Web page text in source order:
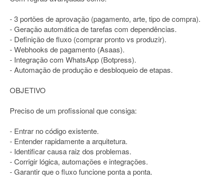
- 3 portões de aprovação (pagamento, arte, tipo de compra).
- Geração automática de tarefas com dependências.
- Definição de fluxo (comprar pronto vs produzir).
- Webhooks de pagamento (Asaas).
- Integração com WhatsApp (Botpress).
- Automação de produção e desbloqueio de etapas.
OBJETIVO
Preciso de um profissional que consiga:
- Entrar no código existente.
- Entender rapidamente a arquitetura.
- Identificar causa raiz dos problemas.
- Corrigir lógica, automações e integrações.
- Garantir que o fluxo funcione ponta a ponta.